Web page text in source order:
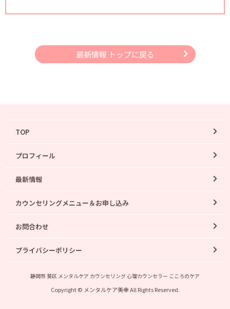
最新情報 トップに戻る
TOP
プロフィール
最新情報
カウンセリングメニュー＆お申し込み
お問合わせ
プライバシーポリシー
静岡市 葵区 メンタルケア カウンセリング 心理カウンセラー こころのケア
Copyright © メンタルケア美幸 All Rights Reserved.